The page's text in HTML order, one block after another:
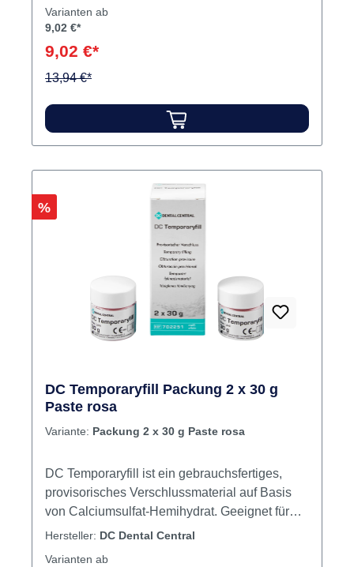
Varianten ab
9,02 €*
9,02 €*
13,94 €*
Rabatt
%
DC Temporaryfill Packung 2 x 30 g
Paste rosa
Variante: Packung 2 x 30 g Paste rosa
DC Temporaryfill ist ein gebrauchsfertiges,
provisorisches Verschlussmaterial auf Basis
von Calciumsulfat-Hemihydrat. Geeignet für
okklusal belastete Verschlüsse. Es
Hersteller: DC Dental Central
Varianten ab